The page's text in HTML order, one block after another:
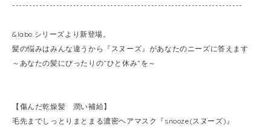
--------------------------------------------------------------------
&labo.シリーズより新登場。
髪の悩みはみんな違うから『スヌーズ』があなたのニーズに答えます
～あなたの髪にぴったりの“ひと休み”を～
【傷んだ乾燥髪 潤い補給】
毛先までしっとりまとまる濃密ヘアマスク『snooze(スヌーズ)』